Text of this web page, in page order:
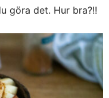
göra det. Hur bra?!!